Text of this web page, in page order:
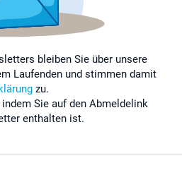
bleiben Sie über unsere
Laufenden und stimmen damit
zu.
Sie auf den Abmeldelink
enthalten ist.